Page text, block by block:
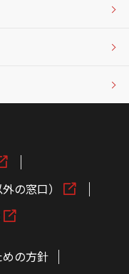
の窓口）
の方針